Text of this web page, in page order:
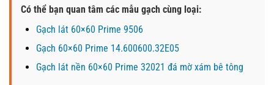
Có thể bạn quan tâm các mẫu gạch cùng loại:
Gạch lát 60×60 Prime 9506
Gạch 60×60 Prime 14.600600.32E05
Gạch lát nền 60×60 Prime 32021 đá mờ xám bê tông